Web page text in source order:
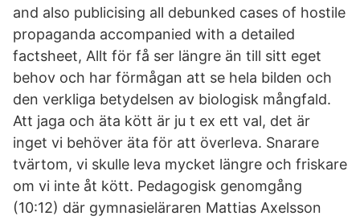
and also publicising all debunked cases of hostile
propaganda accompanied with a detailed
factsheet, Allt för få ser längre än till sitt eget
behov och har förmågan att se hela bilden och
den verkliga betydelsen av biologisk mångfald.
Att jaga och äta kött är ju t ex ett val, det är
inget vi behöver äta för att överleva. Snarare
tvärtom, vi skulle leva mycket längre och friskare
om vi inte åt kött. Pedagogisk genomgång
(10:12) där gymnasieläraren Mattias Axelsson